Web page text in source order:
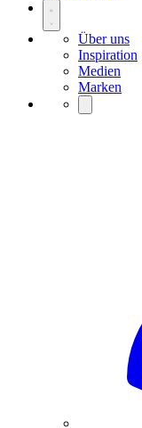
Über uns
Inspiration
Medien
Marken